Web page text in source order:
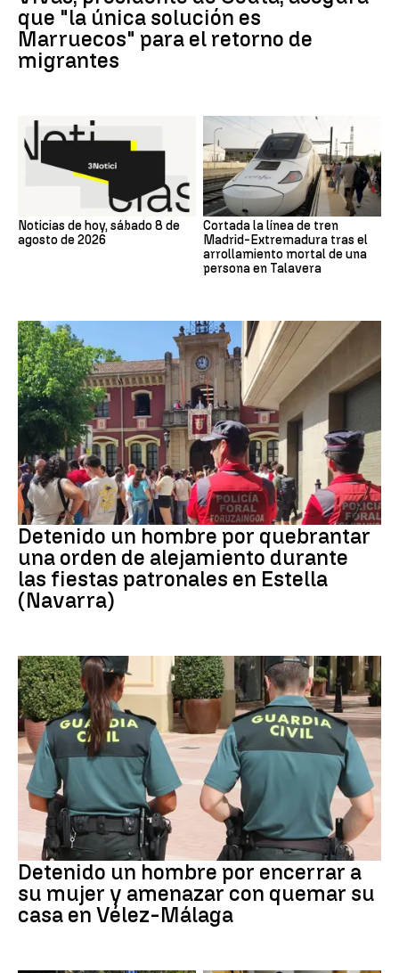
que "la única solución es
Marruecos" para el retorno de
migrantes
Noticias de hoy, sábado 8 de
agosto de 2026
Cortada la línea de tren
Madrid-Extremadura tras el
arrollamiento mortal de una
persona en Talavera
Detenido
Detenido un hombre por quebrantar
una orden de alejamiento durante
las fiestas patronales en Estella
(Navarra)
VIOLENCIA MACHISTA
Detenido un hombre por encerrar a
su mujer y amenazar con quemar su
casa en Vélez-Málaga